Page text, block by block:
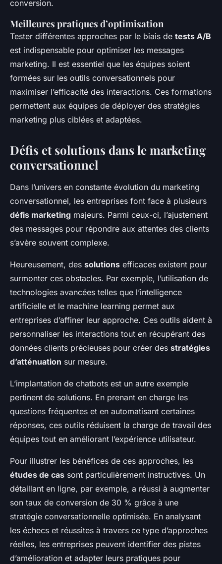
conversion.
Meilleures pratiques d’optimisation
Tester différentes approches par le biais de tests A/B
est indispensable pour optimiser les messages
marketing. Il est essentiel que les équipes soient
formées sur les outils conversationnels pour
maximiser l’efficacité des interactions. Ces formations
permettent aux équipes de déployer des stratégies
marketing plus ciblées et adaptées.
Défis et solutions dans le marketing
conversationnel
Dans l’univers en constante évolution du marketing
conversationnel, les entreprises font face à plusieurs
défis marketing majeurs. Parmi ceux-ci, l’ajustement
des messages pour répondre aux attentes des clients
s’avère souvent complexe.
Heureusement, des solutions efficaces existent pour
surmonter ces obstacles. Par exemple, l’utilisation de
technologies avancées telles que l’intelligence
artificielle et le machine learning permet aux
entreprises d’affiner leur approche. Ces outils aident à
personnaliser les interactions tout en récupérant des
données clients précieuses pour créer des stratégies
d’atténuation sur mesure.
L’implantation de chatbots est un autre exemple
pertinent de solutions. En prenant en charge les
questions fréquentes et en automatisant certaines
réponses, ces outils réduisent la charge de travail des
équipes tout en améliorant l’expérience utilisateur.
Pour illustrer les bénéfices de ces approches, les
études de cas sont particulièrement instructives. Un
détaillant en ligne, par exemple, a réussi à augmenter
son taux de conversion de 30 % grâce à une
stratégie conversationnelle optimisée. En analysant
les échecs et réussites à travers ce type d’approches
réelles, les entreprises peuvent identifier des pistes
d’amélioration et adapter leurs pratiques pour